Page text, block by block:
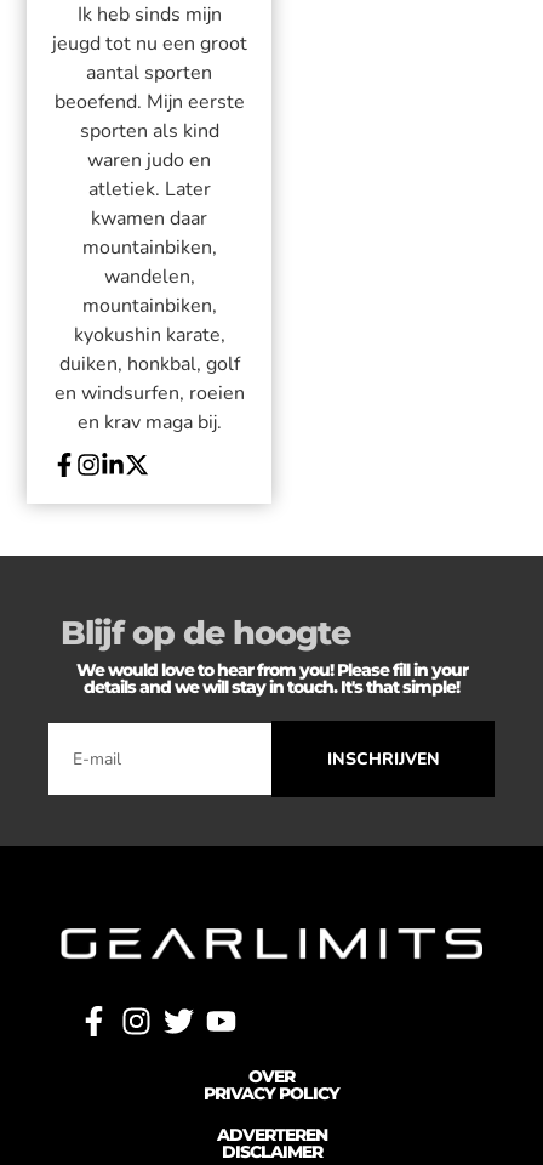
Ik heb sinds mijn
jeugd tot nu een groot
aantal sporten
beoefend. Mijn eerste
sporten als kind
waren judo en
atletiek. Later
kwamen daar
mountainbiken,
wandelen,
mountainbiken,
kyokushin karate,
duiken, honkbal, golf
en windsurfen, roeien
en krav maga bij.
Blijf op de hoogte
We would love to hear from you! Please fill in your
details and we will stay in touch. It's that simple!
INSCHRIJVEN
OVER
PRIVACY POLICY
ADVERTEREN
DISCLAIMER